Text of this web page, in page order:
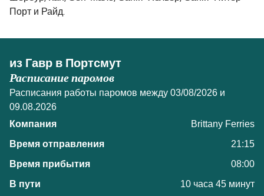
Порт и Райд.
из Гавр в Портсмут
Расписание паромов
Расписания работы паромов между 03/08/2026 и
09.08.2026
Brittany Ferries
21:15
08:00
10 часа 45 минут